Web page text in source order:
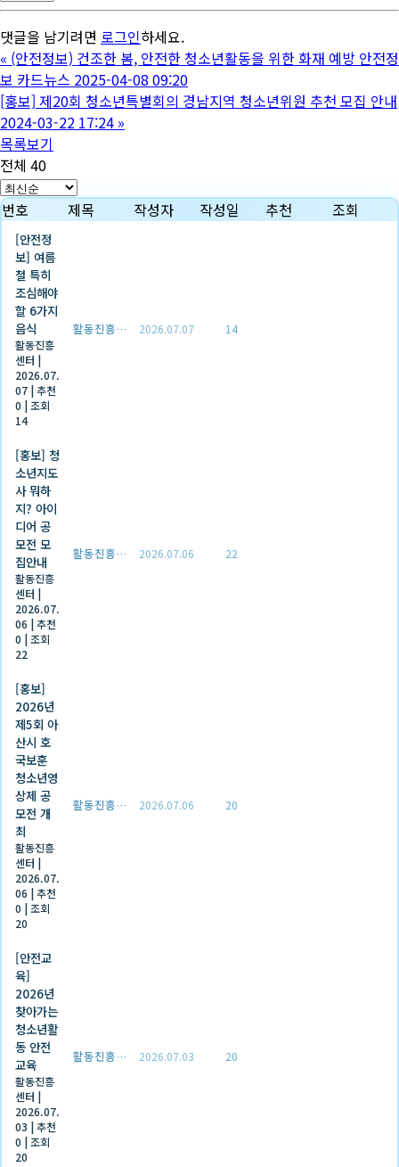
댓글을 남기려면 로그인하세요.
« (안전정보) 건조한 봄, 안전한 청소년활동을 위한 화재 예방 안전정
보 카드뉴스 2025-04-08 09:20
[홍보] 제20회 청소년특별회의 경남지역 청소년위원 추천 모집 안내
2024-03-22 17:24 »
목록보기
전체 40
번호 제목 작성자 작성일 추천 조회
[안전정
보] 여름
철 특히
조심해야
할 6가지
음식
활동진흥
센터 |
2026.07.
07 |추천
0 |조회
14
활동진흥센터 2026.07.07 14
[홍보] 청
소년지도
사 뭐하
지? 아이
디어 공
모전 모
집안내
활동진흥
센터 |
2026.07.
06 |추천
0 |조회
22
활동진흥센터 2026.07.06 22
[홍보]
2026년
제5회 아
산시 호
국보훈
청소년영
상제 공
모전 개
최
활동진흥
센터 |
2026.07.
06 |추천
0 |조회
20
활동진흥센터 2026.07.06 20
[안전교
육]
2026년
찾아가는
청소년활
동 안전
교육
활동진흥
센터 |
2026.07.
03 |추천
0 |조회
20
활동진흥센터 2026.07.03 20